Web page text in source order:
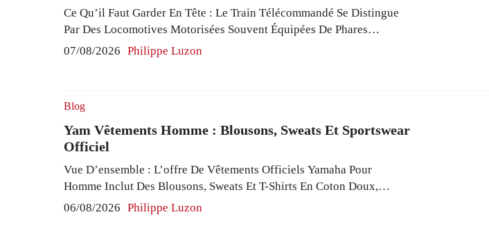
Ce Qu’il Faut Garder En Tête : Le Train Télécommandé Se Distingue
Par Des Locomotives Motorisées Souvent Équipées De Phares
Fonctionnels Et De Diverses Options Sonores. Les Modèles Varient
07/08/2026 Philippe Luzon
Blog
Yam Vêtements Homme : Blousons, Sweats Et Sportswear
Officiel
Vue D’ensemble : L’offre De Vêtements Officiels Yamaha Pour
Homme Inclut Des Blousons, Sweats Et T-Shirts En Coton Doux,
Conçus Pour Allier Confort Et Performance. Les Collections Intègrent
06/08/2026 Philippe Luzon